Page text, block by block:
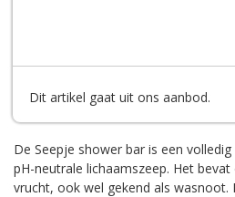
Dit artikel gaat uit ons aanbod.
De Seepje shower bar is een
pH-neutrale lichaamszeep. Het
vrucht, ook wel gekend als wasnoot.